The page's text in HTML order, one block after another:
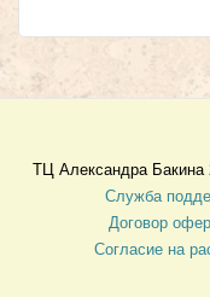
ТЦ Александра Бакина
Служба
Договор
Согласие на